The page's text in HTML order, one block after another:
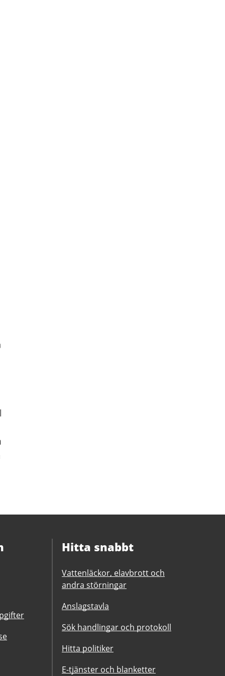
Hitta snabbt
Vattenläckor, elavbrott och
andra störningar
Anslagstavla
Sök handlingar och protokoll
Hitta politiker
E-tjänster och blanketter